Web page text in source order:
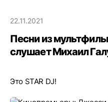
22.11.2021
Песни из
слушает Михаил
Это STAR DJ!